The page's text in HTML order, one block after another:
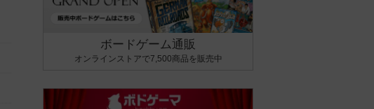
ボードゲーム通販
オンラインストアで7,500商品を販売中